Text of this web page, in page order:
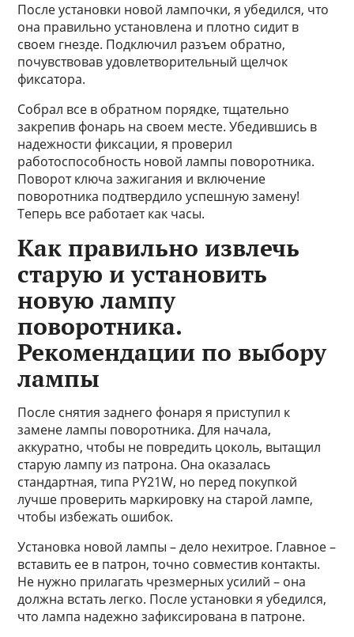
После установки новой лампочки, я убедился, что
она правильно установлена и плотно сидит в
своем гнезде. Подключил разъем обратно,
почувствовав удовлетворительный щелчок
фиксатора.
Собрал все в обратном порядке, тщательно
закрепив фонарь на своем месте. Убедившись в
надежности фиксации, я проверил
работоспособность новой лампы поворотника.
Поворот ключа зажигания и включение
поворотника подтвердило успешную замену!
Теперь все работает как часы.
Как правильно извлечь
старую и установить
новую лампу
поворотника.
Рекомендации по выбору
лампы
После снятия заднего фонаря я приступил к
замене лампы поворотника. Для начала,
аккуратно, чтобы не повредить цоколь, вытащил
старую лампу из патрона. Она оказалась
стандартная, типа PY21W, но перед покупкой
лучше проверить маркировку на старой лампе,
чтобы избежать ошибок.
Установка новой лампы – дело нехитрое. Главное –
вставить ее в патрон, точно совместив контакты.
Не нужно прилагать чрезмерных усилий – она
должна встать легко. После установки я убедился,
что лампа надежно зафиксирована в патроне.